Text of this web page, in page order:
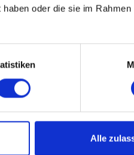
oder die sie im
Alle